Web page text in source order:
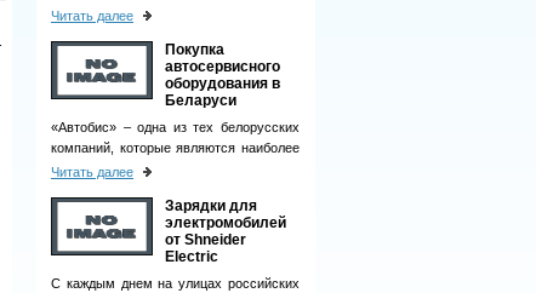
подразумевает целый комплекс
Читать далее
Покупка
автосервисного
оборудования в
Беларуси
«Автобис» – одна из тех белорусских
компаний, которые являются наиболее
ответственными деловыми партнерами
доверия у клиентов.
Читать далее
Зарядки для
электромобилей
от Shneider
Electric
С каждым днем на улицах российских